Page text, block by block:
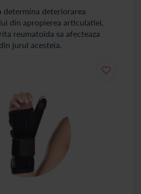
determina deteriorarea
din apropierea articulatiei,
reumatoida sa afecteaza
jurul acesteia.